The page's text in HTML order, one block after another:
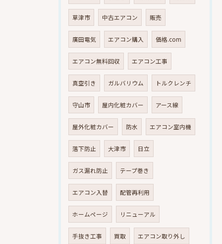
草津市 中古エアコン 販売
廣田電気 エアコン購入 価格.com
エアコン無料回収 エアコン工事
真空引き ガルバリウム トルクレンチ
守山市 屋内化粧カバー アース線
屋外化粧カバー 防水 エアコン室内機
落下防止 大津市 日立
ガス漏れ防止 テープ巻き
エアコン入替 配管再利用
ホームページ リニューアル
手抜き工事 買取 エアコン取り外し